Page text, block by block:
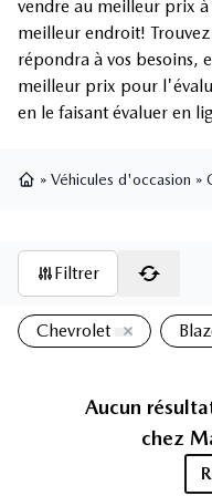
vendre au meilleur prix
meilleur endroit!
répondra à vos besoins,
meilleur prix pour
en le faisant évaluer en
» Véhicules d'occasion »
Filtrer
Chevrolet
Aucun
chez